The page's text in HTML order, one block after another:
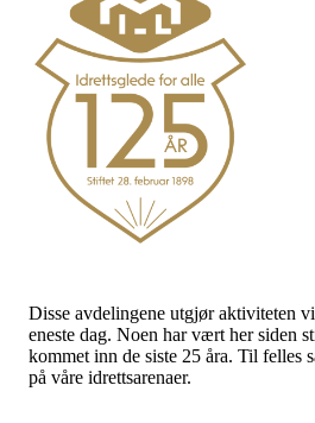
Disse avdelingene utgjør aktiviteten
eneste dag. Noen har vært her siden
kommet inn de siste 25 åra. Til felles
på våre idrettsarenaer.